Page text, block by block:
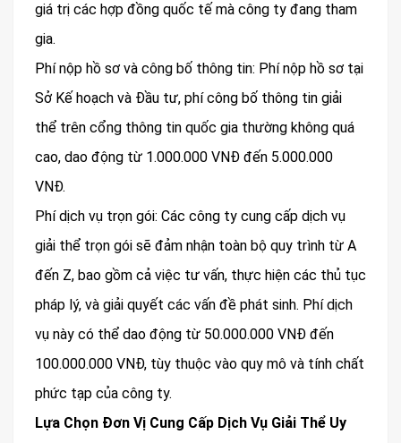
giá trị các hợp đồng quốc tế mà công ty đang tham
gia.
Phí nộp hồ sơ và công bố thông tin: Phí nộp hồ sơ tại
Sở Kế hoạch và Đầu tư, phí công bố thông tin giải
thể trên cổng thông tin quốc gia thường không quá
cao, dao động từ 1.000.000 VNĐ đến 5.000.000
VNĐ.
Phí dịch vụ trọn gói: Các công ty cung cấp dịch vụ
giải thể trọn gói sẽ đảm nhận toàn bộ quy trình từ A
đến Z, bao gồm cả việc tư vấn, thực hiện các thủ tục
pháp lý, và giải quyết các vấn đề phát sinh. Phí dịch
vụ này có thể dao động từ 50.000.000 VNĐ đến
100.000.000 VNĐ, tùy thuộc vào quy mô và tính chất
phức tạp của công ty.
Lựa Chọn Đơn Vị Cung Cấp Dịch Vụ Giải Thể Uy